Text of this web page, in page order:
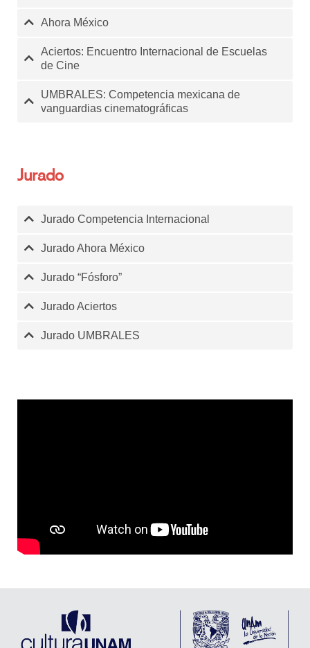
Ahora México
Aciertos: Encuentro Internacional de Escuelas
de Cine
UMBRALES: Competencia mexicana de
vanguardias cinematográficas
Jurado
Jurado Competencia Internacional
Jurado Ahora México
Jurado “Fósforo”
Jurado Aciertos
Jurado UMBRALES